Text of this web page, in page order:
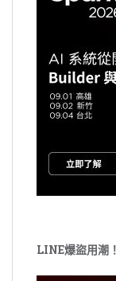
LINE爆盜用潮